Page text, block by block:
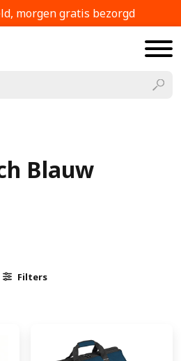
morgen gratis bezorgd
Blauw
Filters